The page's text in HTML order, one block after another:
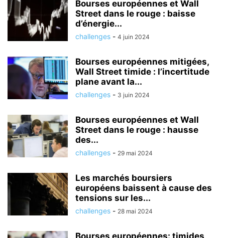
Bourses européennes et Wall
Street dans le rouge : baisse
d’énergie...
challenges - 4 juin 2024
Bourses européennes mitigées,
Wall Street timide : l’incertitude
plane avant la...
challenges - 3 juin 2024
Bourses européennes et Wall
Street dans le rouge : hausse
des...
challenges - 29 mai 2024
Les marchés boursiers
européens baissent à cause des
tensions sur les...
challenges - 28 mai 2024
Bourses européennes: timides